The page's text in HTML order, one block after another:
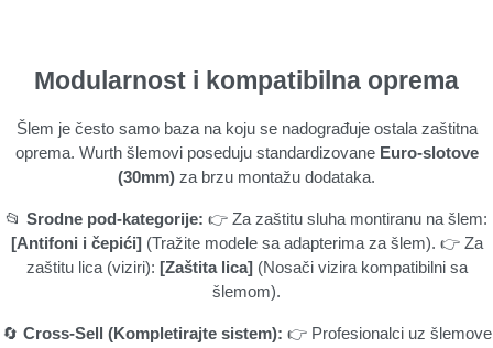
Modularnost i kompatibilna oprema
Šlem je često samo baza na koju se nadograđuje ostala zaštitna
oprema. Wurth šlemovi poseduju standardizovane Euro-slotove
(30mm) za brzu montažu dodataka.
📂 Srodne pod-kategorije: 👉 Za zaštitu sluha montiranu na šlem:
[Antifoni i čepići] (Tražite modele sa adapterima za šlem). 👉 Za
zaštitu lica (viziri): [Zaštita lica] (Nosači vizira kompatibilni sa
šlemom).
🔄 Cross-Sell (Kompletirajte sistem): 👉 Profesionalci uz šlemove